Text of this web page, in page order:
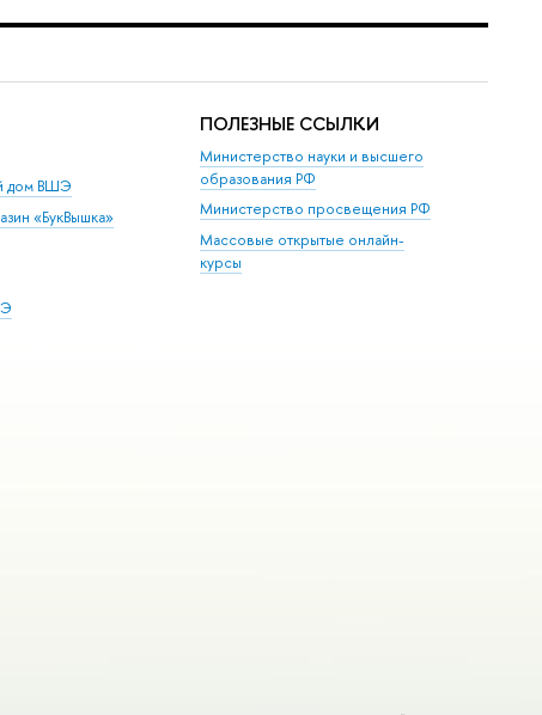
дом ВШЭ
«БукВышка»
ПОЛЕЗНЫЕ ССЫЛКИ
Министерство науки и высшего
образования РФ
Министерство просвещения РФ
Массовые открытые онлайн-
курсы